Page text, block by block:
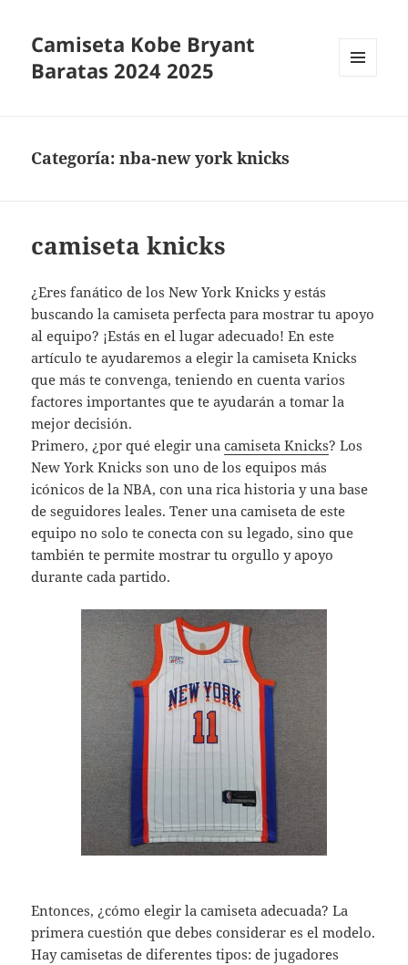
Camiseta Kobe Bryant
Baratas 2024 2025
Categoría:nba-new york knicks
camiseta knicks
¿Eres fanático de los New York Knicks y estás
buscando la camiseta perfecta para mostrar tu apoyo
al equipo? ¡Estás en el lugar adecuado! En este
artículo te ayudaremos a elegir la camiseta Knicks
que más te convenga, teniendo en cuenta varios
factores importantes que te ayudarán a tomar la
mejor decisión.
Primero, ¿por qué elegir unacamiseta Knicks? Los
New York Knicks son uno de los equipos más
icónicos de la NBA, con una rica historia y una base
de seguidores leales. Tener una camiseta de este
equipo no solo te conecta con su legado, sino que
también te permite mostrar tu orgullo y apoyo
durante cada partido.
Entonces, ¿cómo elegir la camiseta adecuada? La
primera cuestión que debes considerar es el modelo.
Hay camisetas de diferentes tipos: de jugadores